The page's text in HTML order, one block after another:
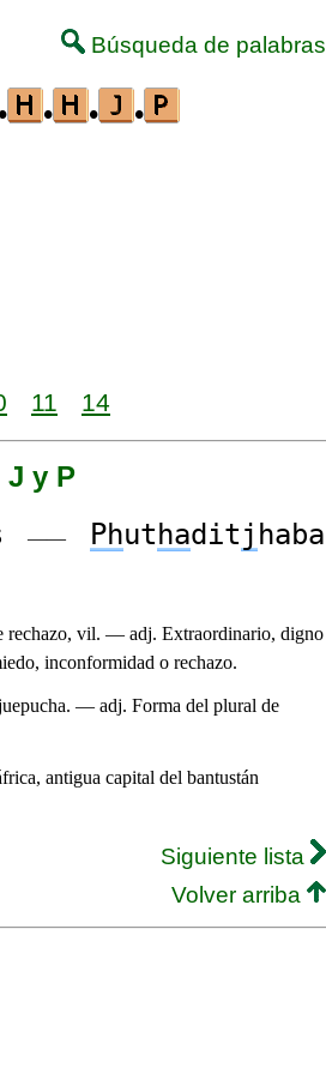
Búsqueda de palabras
• • • •
11 14
J y P
—— Phuthaditj haba
rechazo, vil. — adj. Extraordinario, digno
inconformidad o rechazo.
— adj. Forma del plural de
antigua capital del bantustán
Siguiente lista
Volver arriba